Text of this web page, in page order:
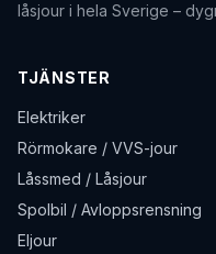
låsjour i hela Sverige –
TJÄNSTER
Elektriker
Rörmokare / VVS-jour
Låssmed / Låsjour
Spolbil / Avloppsrensning
Eljour